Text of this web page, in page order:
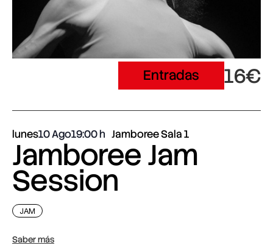
Entradas 16€
lunes10 Ago19:00 Jamboree Sala 1
Jamboree Jam
Session
JAM
Saber más